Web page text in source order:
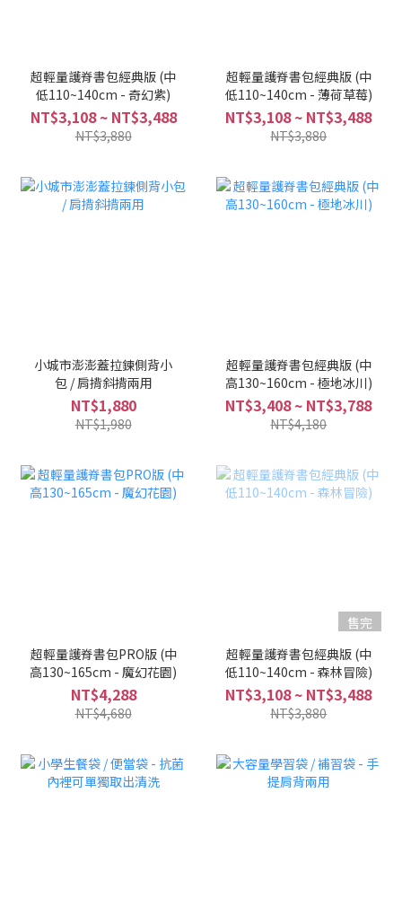
超輕量護脊書包經典版 (中
低110~140cm - 奇幻紫)
NT$3,108 ~ NT$3,488
NT$3,880
超輕量護脊書包經典版 (中
低110~140cm - 薄荷草莓)
NT$3,108 ~ NT$3,488
NT$3,880
小城市澎澎蓋拉鍊側背小
包 / 肩揹斜揹兩用
NT$1,880
NT$1,980
超輕量護脊書包經典版 (中
高130~160cm - 極地冰川)
NT$3,408 ~ NT$3,788
NT$4,180
超輕量護脊書包PRO版 (中
高130~165cm - 魔幻花園)
NT$4,288
NT$4,680
售完
超輕量護脊書包經典版 (中
低110~140cm - 森林冒險)
NT$3,108 ~ NT$3,488
NT$3,880